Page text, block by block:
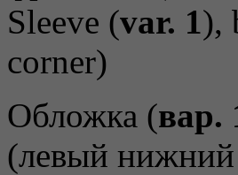
Sleeve (var. 1),
corner)
Обложка (вар.
(левый нижний